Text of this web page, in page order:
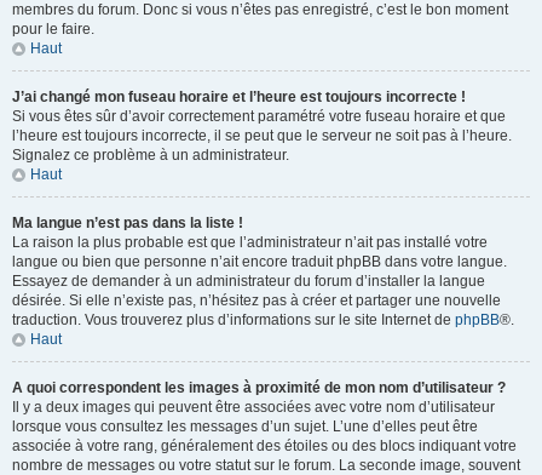
membres du forum. Donc si vous n’êtes pas enregistré, c’est le bon moment
pour le faire.
Haut
J’ai changé mon fuseau horaire et l’heure est toujours incorrecte !
Si vous êtes sûr d’avoir correctement paramétré votre fuseau horaire et que
l’heure est toujours incorrecte, il se peut que le serveur ne soit pas à l’heure.
Signalez ce problème à un administrateur.
Haut
Ma langue n’est pas dans la liste !
La raison la plus probable est que l’administrateur n’ait pas installé votre
langue ou bien que personne n’ait encore traduit phpBB dans votre langue.
Essayez de demander à un administrateur du forum d’installer la langue
désirée. Si elle n’existe pas, n’hésitez pas à créer et partager une nouvelle
traduction. Vous trouverez plus d’informations sur le site Internet de phpBB®.
Haut
A quoi correspondent les images à proximité de mon nom d’utilisateur ?
Il y a deux images qui peuvent être associées avec votre nom d’utilisateur
lorsque vous consultez les messages d’un sujet. L’une d’elles peut être
associée à votre rang, généralement des étoiles ou des blocs indiquant votre
nombre de messages ou votre statut sur le forum. La seconde image, souvent